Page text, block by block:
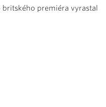
premiéra vyrastal